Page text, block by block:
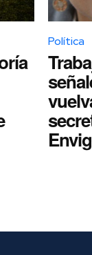
Política